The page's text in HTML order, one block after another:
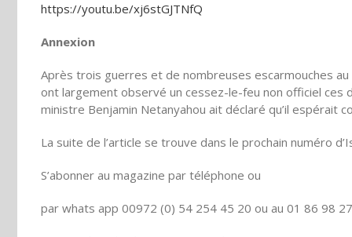
https://youtu.be/xj6stGJTNfQ
Annexion
Après trois guerres et de nombreuses escarmouches
ont largement observé un cessez-le-feu non officiel ces
ministre Benjamin Netanyahou ait déclaré qu’il espérait
La suite de l’article se trouve dans le prochain numéro
S’abonner au magazine par téléphone ou
par whats app 00972 (0) 54 254 45 20 ou au 01 86 98